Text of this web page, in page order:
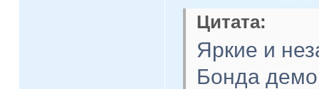
Цитата:
Яркие и
Бонда